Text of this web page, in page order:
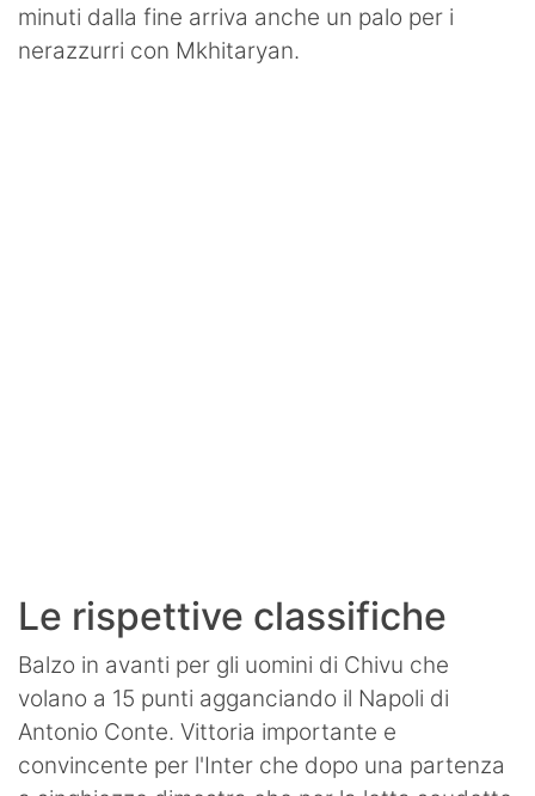
minuti dalla fine arriva anche un palo per i
nerazzurri con Mkhitaryan.
Le rispettive classifiche
Balzo in avanti per gli uomini di Chivu che
volano a 15 punti agganciando il Napoli di
Antonio Conte. Vittoria importante e
convincente per l'Inter che dopo una partenza